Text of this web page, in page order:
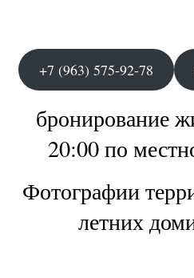
+7 (963) 575-92-78
бронирование
20:00 по
Фотографии
летних